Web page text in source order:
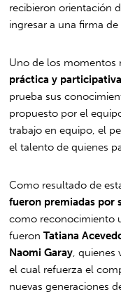
recibieron orientación
ingresar a una firma
Uno de los momentos
práctica y participativa
prueba sus
propuesto por el
trabajo en equipo, el
el talento de quienes
Como resultado de
fueron premiadas por
como reconocimiento
fueronTatiana
Naomi Garay ,
el cual refuerza el
nuevas generaciones